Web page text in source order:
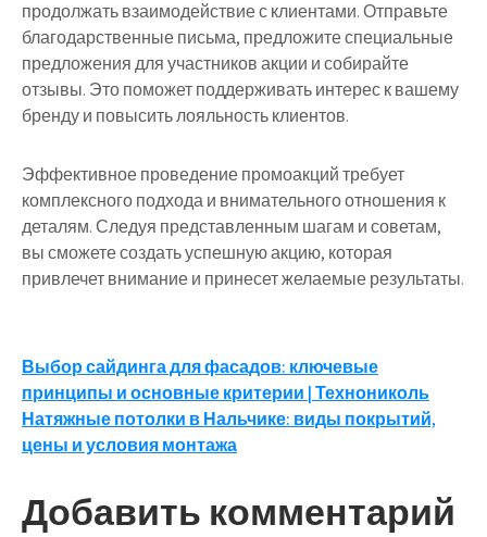
продолжать взаимодействие с клиентами. Отправьте
благодарственные письма, предложите специальные
предложения для участников акции и собирайте
отзывы. Это поможет поддерживать интерес к вашему
бренду и повысить лояльность клиентов.
Эффективное проведение промоакций требует
комплексного подхода и внимательного отношения к
деталям. Следуя представленным шагам и советам,
вы сможете создать успешную акцию, которая
привлечет внимание и принесет желаемые результаты.
Навигация
по
записям
Выбор сайдинга для фасадов: ключевые
принципы и основные критерии | Технониколь
Натяжные потолки в Нальчике: виды покрытий,
цены и условия монтажа
Добавить комментарий